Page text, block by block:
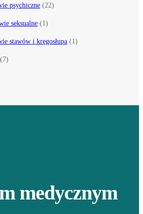
psychiczne (22)
seksualne (1)
stawów i kręgosłupa (1)
(7)
medycznym